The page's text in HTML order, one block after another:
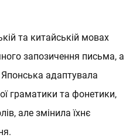
та китайській мовах
запозичення письма, а
Японська адаптувала
граматики та фонетики,
але змінила їхнє